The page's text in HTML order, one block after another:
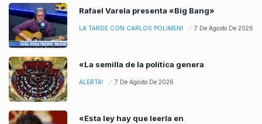
Rafael Varela presenta «Big Bang»
LA TARDE CON CARLOS POLIMENI 7 De Agosto De 2026
«La semilla de la política genera
ALERTA! 7 De Agosto De 2026
«Esta ley hay que leerla en